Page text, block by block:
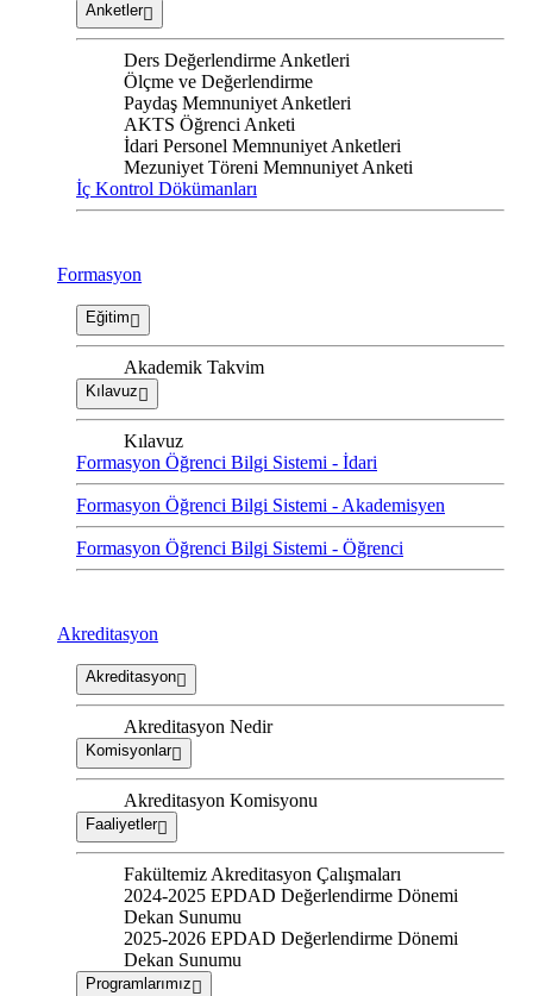
Anketler
Ders Değerlendirme Anketleri
Ölçme ve Değerlendirme
Paydaş Memnuniyet Anketleri
AKTS Öğrenci Anketi
İdari Personel Memnuniyet Anketleri
Mezuniyet Töreni Memnuniyet Anketi
İç Kontrol Dökümanları
Formasyon
Eğitim
Akademik Takvim
Kılavuz
Kılavuz
Formasyon Öğrenci Bilgi Sistemi - İdari
Formasyon Öğrenci Bilgi Sistemi - Akademisyen
Formasyon Öğrenci Bilgi Sistemi - Öğrenci
Akreditasyon
Akreditasyon
Akreditasyon Nedir
Komisyonlar
Akreditasyon Komisyonu
Faaliyetler
Fakültemiz Akreditasyon Çalışmaları
2024-2025 EPDAD Değerlendirme Dönemi
Dekan Sunumu
2025-2026 EPDAD Değerlendirme Dönemi
Dekan Sunumu
Programlarımız